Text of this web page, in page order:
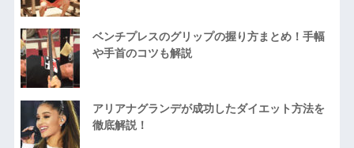
ベンチプレスのグリップの握り方まとめ！手幅
や手首のコツも解説
アリアナグランデが成功したダイエット方法を
徹底解説！